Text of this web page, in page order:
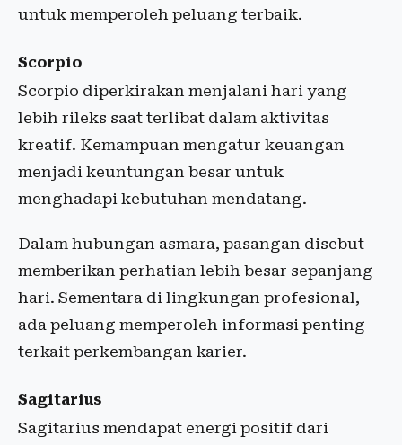
untuk memperoleh peluang terbaik.
Scorpio
Scorpio diperkirakan menjalani hari yang
lebih rileks saat terlibat dalam aktivitas
kreatif. Kemampuan mengatur keuangan
menjadi keuntungan besar untuk
menghadapi kebutuhan mendatang.
Dalam hubungan asmara, pasangan disebut
memberikan perhatian lebih besar sepanjang
hari. Sementara di lingkungan profesional,
ada peluang memperoleh informasi penting
terkait perkembangan karier.
Sagitarius
Sagitarius mendapat energi positif dari